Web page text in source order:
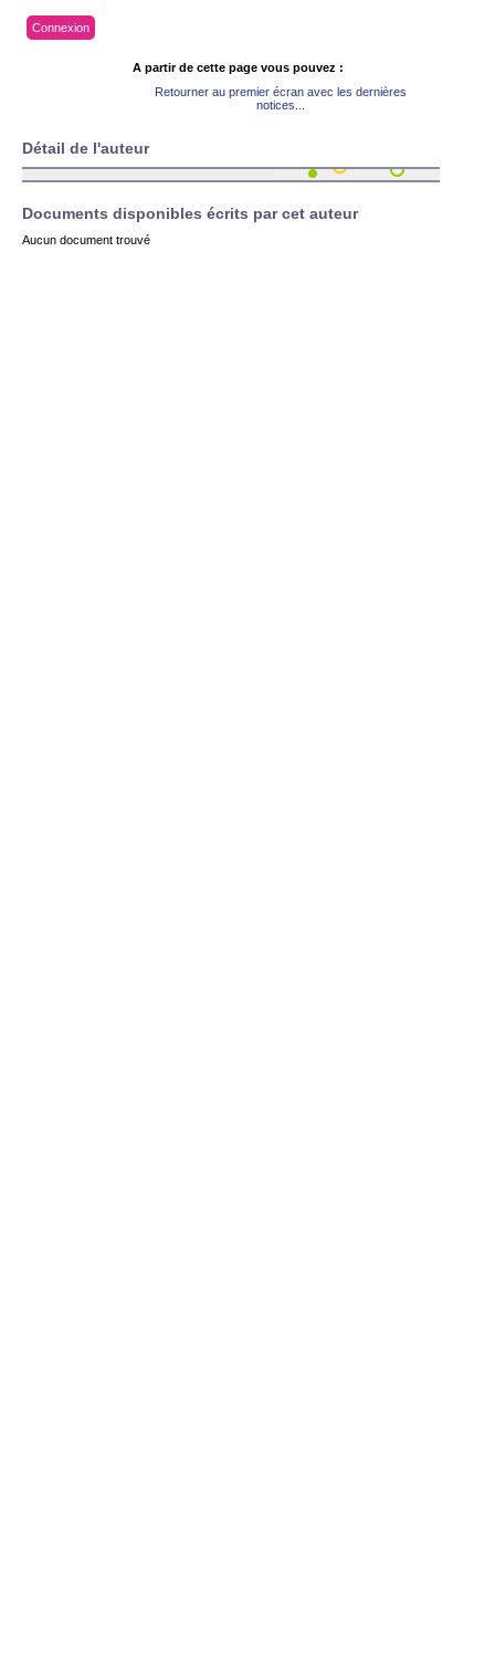
Connexion
A partir de cette page vous pouvez :
Retourner au premier écran avec les dernières
notices...
Détail de l'auteur
Documents disponibles écrits par cet auteur
Aucun document trouvé